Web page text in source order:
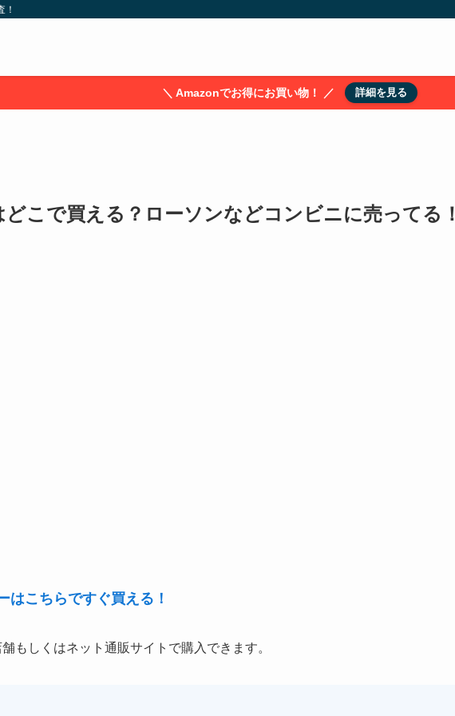
＼ Amazonでお得にお買い物！ ／ 詳細を見る
こで買える？ローソンなどコンビニに売ってる！
こちらですぐ買える！
もしくはネット通販サイトで購入できます。